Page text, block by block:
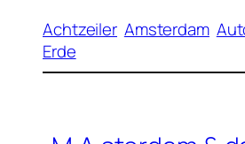
Achtzeiler Amsterdam
Erde